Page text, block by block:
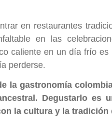
en restaurantes
en las
caliente en un día frío es
perderse.
la gastronomía
Degustarlo es
la cultura y la tradición